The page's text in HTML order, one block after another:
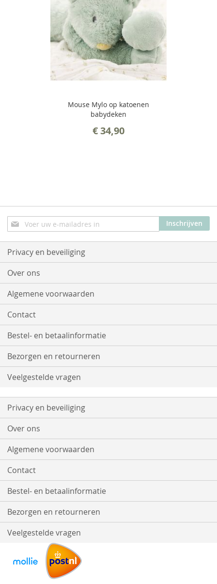
Mouse Mylo op katoenen
babydeken
€ 34,90
Abonneer
u
op
onze
nieuwsbrief
Inschrijven
Privacy en beveiliging
Over ons
Algemene voorwaarden
Contact
Bestel- en betaalinformatie
Bezorgen en retourneren
Veelgestelde vragen
Privacy en beveiliging
Over ons
Algemene voorwaarden
Contact
Bestel- en betaalinformatie
Bezorgen en retourneren
Veelgestelde vragen